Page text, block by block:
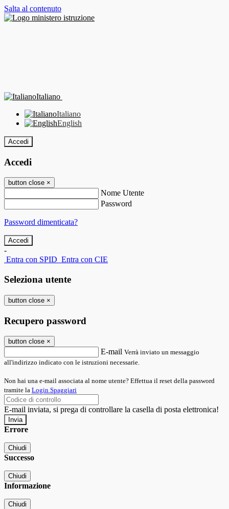
Salta al contenuto
Italiano
Italiano
English
Accedi
Accedi
button close ×
Nome Utente
Password
Password dimenticata?
-
Entra con SPID Entra con CIE
Seleziona utente
button close ×
Recupero password
button close ×
E-mail Verrà inviato un messaggio
all'indirizzo indicato con le istruzioni necessarie.
Non hai una e-mail associata al nome utente? Effettua il reset della password
tramite la Login Spaggiari
E-mail inviata, si prega di controllare la casella di posta elettronica!
Errore
Chiudi
Successo
Chiudi
Informazione
Chiudi